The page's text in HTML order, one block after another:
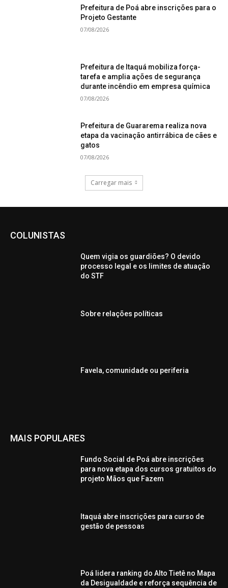
Prefeitura de Poá abre inscrições para o
Projeto Gestante
07/08/2026
Prefeitura de Itaquá mobiliza força-
tarefa e amplia ações de segurança
durante incêndio em empresa química
07/08/2026
Prefeitura de Guararema realiza nova
etapa da vacinação antirrábica de cães e
gatos
07/08/2026
Carregar mais
COLUNISTAS
Quem vigia os guardiões? O devido
processo legal e os limites de atuação
do STF
Sobre relações políticas
Favela, comunidade ou periferia
MAIS POPULARES
Fundo Social de Poá abre inscrições
para nova etapa dos cursos gratuitos do
projeto Mãos que Fazem
Itaquá abre inscrições para curso de
gestão de pessoas
Poá lidera ranking do Alto Tietê no Mapa
da Desigualdade e reforça sequência de